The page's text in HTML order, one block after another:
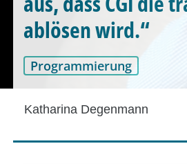
ablösen wird.“
Programmierung
Katharina Degenmann